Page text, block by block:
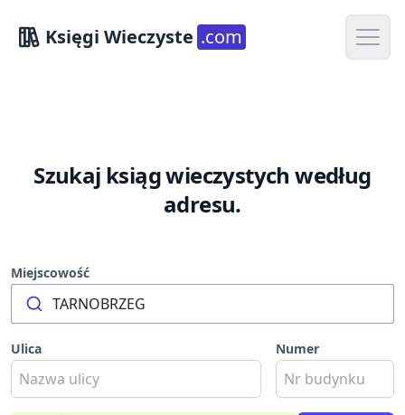
Księgi Wieczyste .com Open
Szukaj ksiąg wieczystych według
adresu.
Miejscowość
TARNOBRZEG
Ulica Numer